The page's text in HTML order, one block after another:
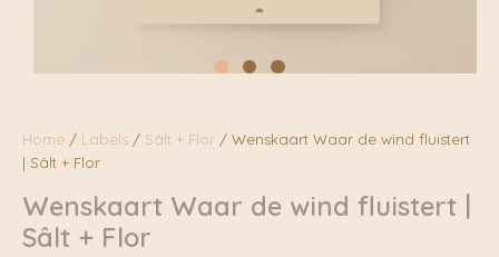
Home / Labels / Sâlt + Flor / Wenskaart Waar de wind fluistert
| Sâlt + Flor
Wenskaart Waar de wind fluistert |
Sâlt + Flor